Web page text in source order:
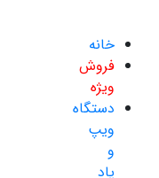
خانه
فروش
ویژه
دستگاه
ویپ
و
پاد